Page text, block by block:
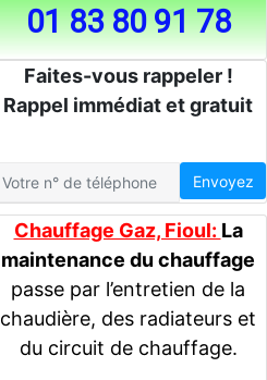
01 83 80 91 78
Faites-vous rappeler !
Rappel immédiat et gratuit
Envoyez
Chauffage Gaz, Fioul: La
maintenance du chauffage
passe par l’entretien de la
chaudière, des radiateurs et
du circuit de chauffage.